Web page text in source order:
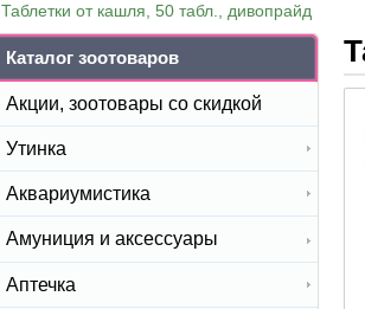
Таблетки от кашля, 50 табл., дивопрайд
Каталог зоотоваров
Акции, зоотовары со скидкой
Утинка
Аквариумистика
Амуниция и аксессуары
Аптечка